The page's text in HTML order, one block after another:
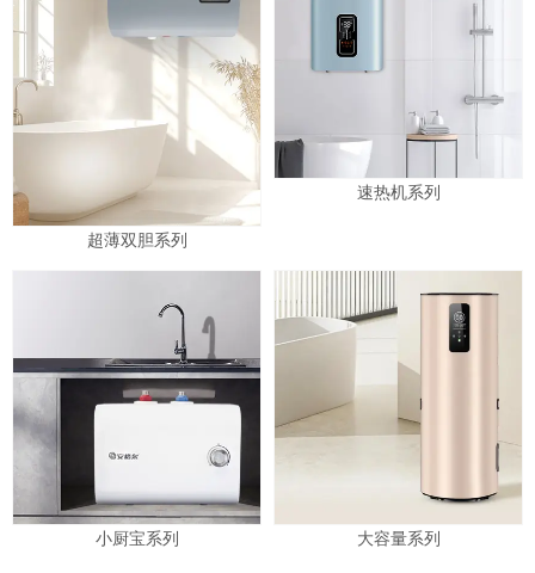
超薄双胆系列
速热机系列
小厨宝系列 大容量系列